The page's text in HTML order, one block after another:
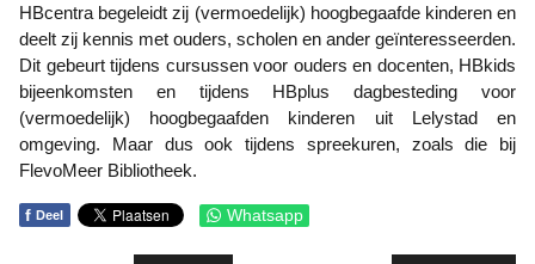
HBcentra begeleidt zij (vermoedelijk) hoogbegaafde kinderen en
deelt zij kennis met ouders, scholen en ander geïnteresseerden.
Dit gebeurt tijdens cursussen voor ouders en docenten, HBkids
bijeenkomsten en tijdens HBplus dagbesteding voor
(vermoedelijk) hoogbegaafden kinderen uit Lelystad en
omgeving. Maar dus ook tijdens spreekuren, zoals die bij
FlevoMeer Bibliotheek.
f Deel Whatsapp